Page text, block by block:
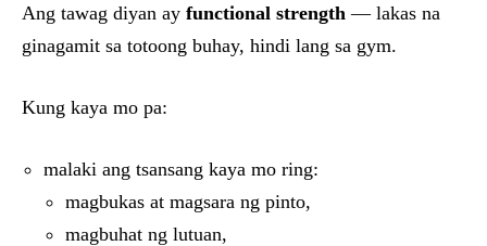
Ang tawag diyan ay functional strength — lakas na
ginagamit sa totoong buhay, hindi lang sa gym.
Kung kaya mo pa:
malaki ang tsansang kaya mo ring:
magbukas at magsara ng pinto,
magbuhat ng lutuan,